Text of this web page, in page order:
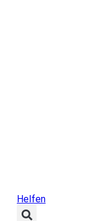
Helfen